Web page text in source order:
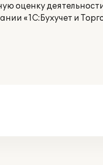
оценку
«1С:Бухучет и